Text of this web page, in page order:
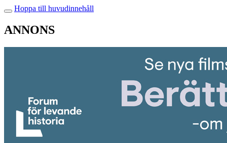
Hoppa till huvudinnehåll
ANNONS